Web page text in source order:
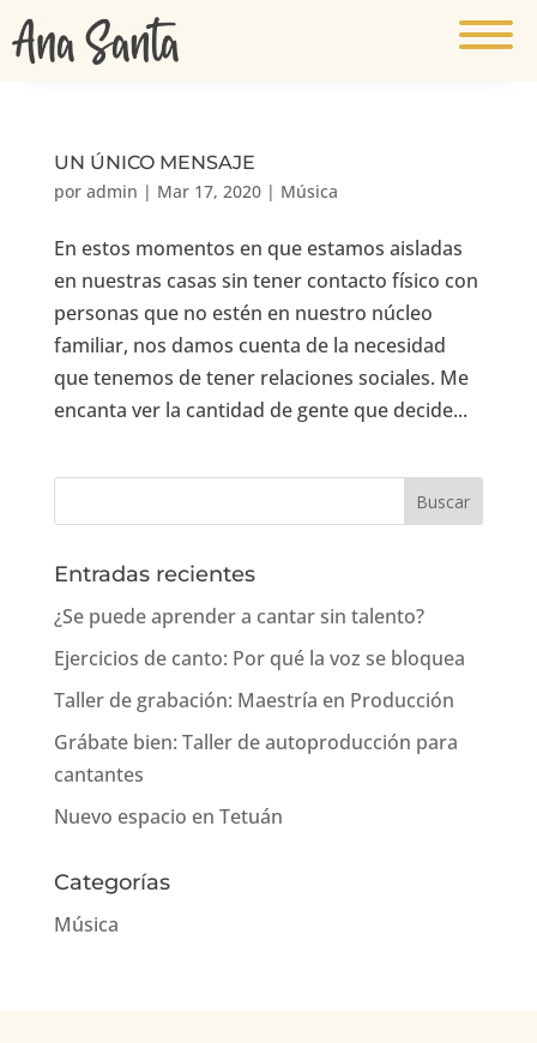
UN ÚNICO MENSAJE
por admin | Mar 17, 2020| Música
En estos momentos en que estamos aisladas
en nuestras casas sin tener contacto físico con
personas que no estén en nuestro núcleo
familiar, nos damos cuenta de la necesidad
que tenemos de tener relaciones sociales. Me
encanta ver la cantidad de gente que decide...
Entradas recientes
¿Se puede aprender a cantar sin talento?
Ejercicios de canto: Por qué la voz se bloquea
Taller de grabación: Maestría en Producción
Grábate bien: Taller de autoproducción para
cantantes
Nuevo espacio en Tetuán
Categorías
Música